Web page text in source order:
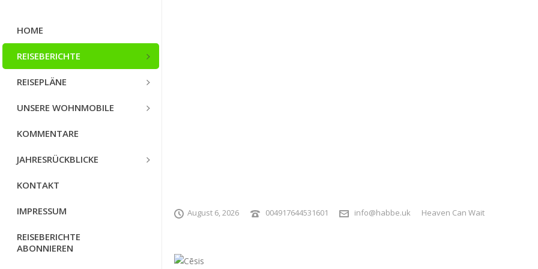
August 6, 2026 004917644531601 info@habbe.uk Heaven Can Wait
HOME
REISEBERICHTE
REISEPLÄNE
UNSERE WOHNMOBILE
KOMMENTARE
JAHRESRÜCKBLICKE
KONTAKT
IMPRESSUM
REISEBERICHTE
ABONNIEREN